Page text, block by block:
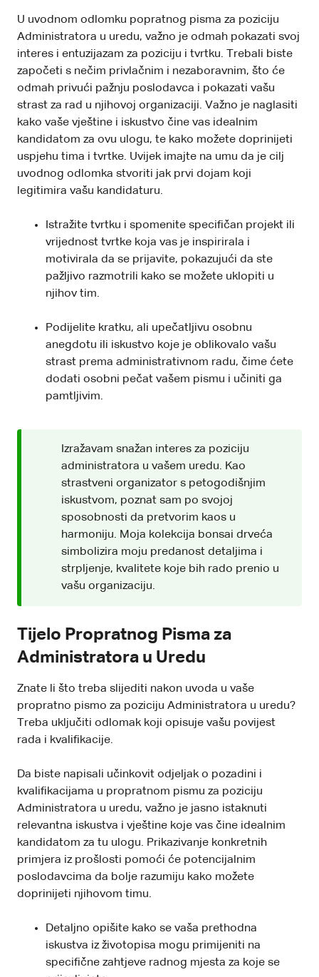
U uvodnom odlomku popratnog pisma za poziciju
Administratora u uredu, važno je odmah pokazati svoj
interes i entuzijazam za poziciju i tvrtku. Trebali biste
započeti s nečim privlačnim i nezaboravnim, što će
odmah privući pažnju poslodavca i pokazati vašu
strast za rad u njihovoj organizaciji. Važno je naglasiti
kako vaše vještine i iskustvo čine vas idealnim
kandidatom za ovu ulogu, te kako možete doprinijeti
uspjehu tima i tvrtke. Uvijek imajte na umu da je cilj
uvodnog odlomka stvoriti jak prvi dojam koji
legitimira vašu kandidaturu.
Istražite tvrtku i spomenite specifičan projekt ili
vrijednost tvrtke koja vas je inspirirala i
motivirala da se prijavite, pokazujući da ste
pažljivo razmotrili kako se možete uklopiti u
njihov tim.
Podijelite kratku, ali upečatljivu osobnu
anegdotu ili iskustvo koje je oblikovalo vašu
strast prema administrativnom radu, čime ćete
dodati osobni pečat vašem pismu i učiniti ga
pamtljivim.
Izražavam snažan interes za poziciju
administratora u vašem uredu. Kao
strastveni organizator s petogodišnjim
iskustvom, poznat sam po svojoj
sposobnosti da pretvorim kaos u
harmoniju. Moja kolekcija bonsai drveća
simbolizira moju predanost detaljima i
strpljenje, kvalitete koje bih rado prenio u
vašu organizaciju.
Tijelo Propratnog Pisma za
Administratora u Uredu
Znate li što treba slijediti nakon uvoda u vaše
propratno pismo za poziciju Administratora u uredu?
Treba uključiti odlomak koji opisuje vašu povijest
rada i kvalifikacije.
Da biste napisali učinkovit odjeljak o pozadini i
kvalifikacijama u propratnom pismu za poziciju
Administratora u uredu, važno je jasno istaknuti
relevantna iskustva i vještine koje vas čine idealnim
kandidatom za tu ulogu. Prikazivanje konkretnih
primjera iz prošlosti pomoći će potencijalnim
poslodavcima da bolje razumiju kako možete
doprinijeti njihovom timu.
Detaljno opišite kako se vaša prethodna
iskustva iz životopisa mogu primijeniti na
specifične zahtjeve radnog mjesta za koje se